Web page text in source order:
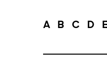
A B C D